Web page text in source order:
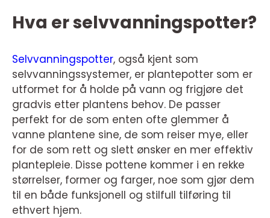
Hva er selvvanningspotter?
Selvvanningspotter, også kjent som
selvvanningssystemer, er plantepotter som er
utformet for å holde på vann og frigjøre det
gradvis etter plantens behov. De passer
perfekt for de som enten ofte glemmer å
vanne plantene sine, de som reiser mye, eller
for de som rett og slett ønsker en mer effektiv
plantepleie. Disse pottene kommer i en rekke
størrelser, former og farger, noe som gjør dem
til en både funksjonell og stilfull tilføring til
ethvert hjem.